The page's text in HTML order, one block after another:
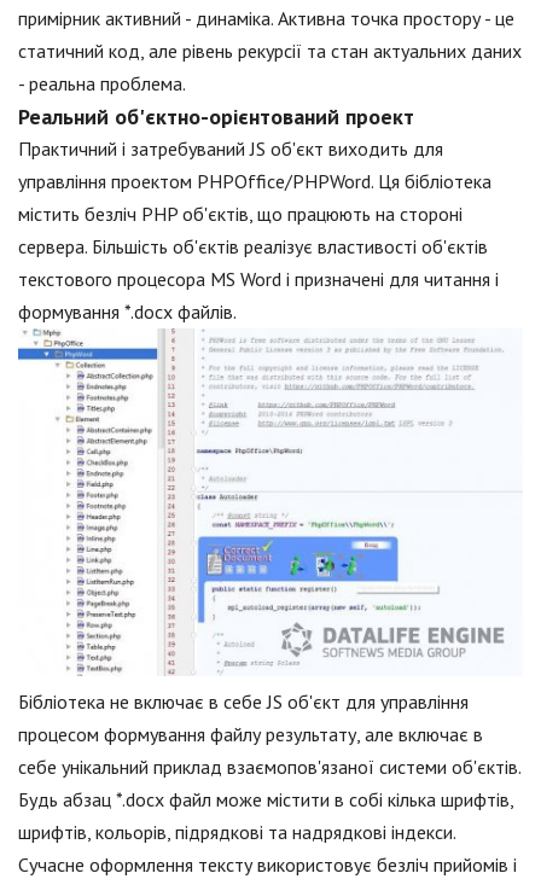
примірник активний - динаміка. Активна точка простору - це
статичний код, але рівень рекурсії та стан актуальних даних
- реальна проблема.
Реальний об'єктно-орієнтований проект
Практичний і затребуваний JS об'єкт виходить для
управління проектом PHPOffice/PHPWord. Ця бібліотека
містить безліч PHP об'єктів, що працюють на стороні
сервера. Більшість об'єктів реалізує властивості об'єктів
текстового процесора MS Word і призначені для читання і
формування *.docx файлів.
Бібліотека не включає в себе JS об'єкт для управління
процесом формування файлу результату, але включає в
себе унікальний приклад взаємопов'язаної системи об'єктів.
Будь абзац *.docx файл може містити в собі кілька шрифтів,
шрифтів, кольорів, підрядкові та надрядкові індекси.
Сучасне оформлення тексту використовує безліч прийомів і